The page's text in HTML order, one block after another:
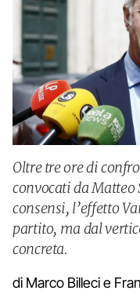
Oltre tre ore di
convocati da
consensi, l’effetto
partito, ma dal
concreta.
di Marco Billeci e